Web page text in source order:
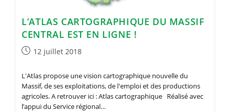
L’ATLAS CARTOGRAPHIQUE DU MASSIF
CENTRAL EST EN LIGNE !
Publication
12 juillet 2018
L'Atlas propose une vision cartographique nouvelle du
Massif, de ses exploitations, de l'emploi et des productions
agricoles. A retrouver ici : Atlas cartographique Réalisé avec
l’appui du Service régional…